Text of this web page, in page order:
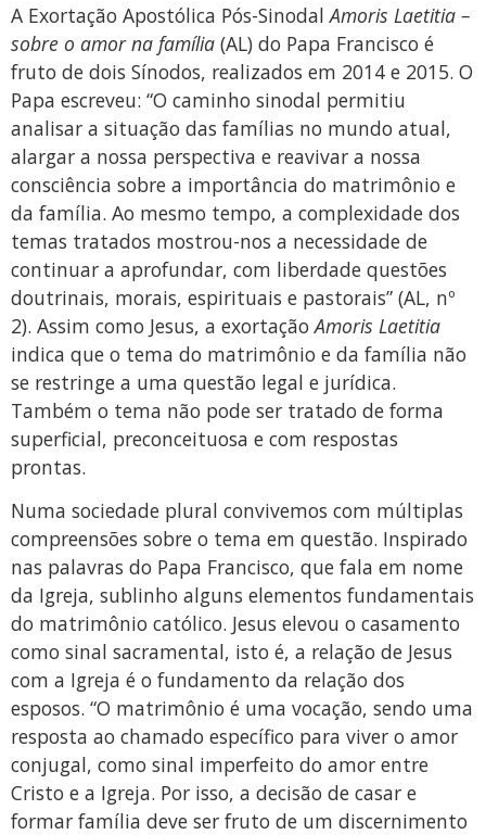
A Exortação Apostólica Pós-SinodalAmoris Laetitia –
sobre o amor na família (AL) do Papa Francisco é
fruto de dois Sínodos, realizados em 2014 e 2015. O
Papa escreveu: “O caminho sinodal permitiu
analisar a situação das famílias no mundo atual,
alargar a nossa perspectiva e reavivar a nossa
consciência sobre a importância do matrimônio e
da família. Ao mesmo tempo, a complexidade dos
temas tratados mostrou-nos a necessidade de
continuar a aprofundar, com liberdade questões
doutrinais, morais, espirituais e pastorais” (AL, nº
2). Assim como Jesus, a exortaçãoAmoris Laetitia
indica que o tema do matrimônio e da família não
se restringe a uma questão legal e jurídica.
Também o tema não pode ser tratado de forma
superficial, preconceituosa e com respostas
prontas.
Numa sociedade plural convivemos com múltiplas
compreensões sobre o tema em questão. Inspirado
nas palavras do Papa Francisco, que fala em nome
da Igreja, sublinho alguns elementos fundamentais
do matrimônio católico. Jesus elevou o casamento
como sinal sacramental, isto é, a relação de Jesus
com a Igreja é o fundamento da relação dos
esposos. “O matrimônio é uma vocação, sendo uma
resposta ao chamado específico para viver o amor
conjugal, como sinal imperfeito do amor entre
Cristo e a Igreja. Por isso, a decisão de casar e
formar família deve ser fruto de um discernimento